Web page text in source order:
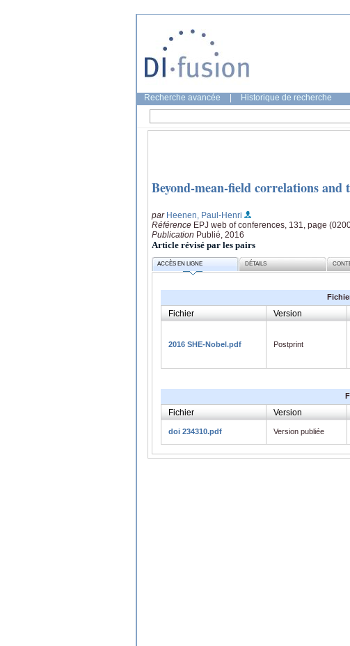
Recherche avancée Historique de recherche
Beyond-mean-field correlations and
par Heenen, Paul-Henri
Référence EPJ web of conferences, 131, page
Publication Publié, 2016
Article révisé par les pairs
ACCÈS EN LIGNE DÉTAILS
Fichier Version
2016 SHE-Nobel.pdf
Postprint
Fichier Version
doi 234310.pdf Version publiée